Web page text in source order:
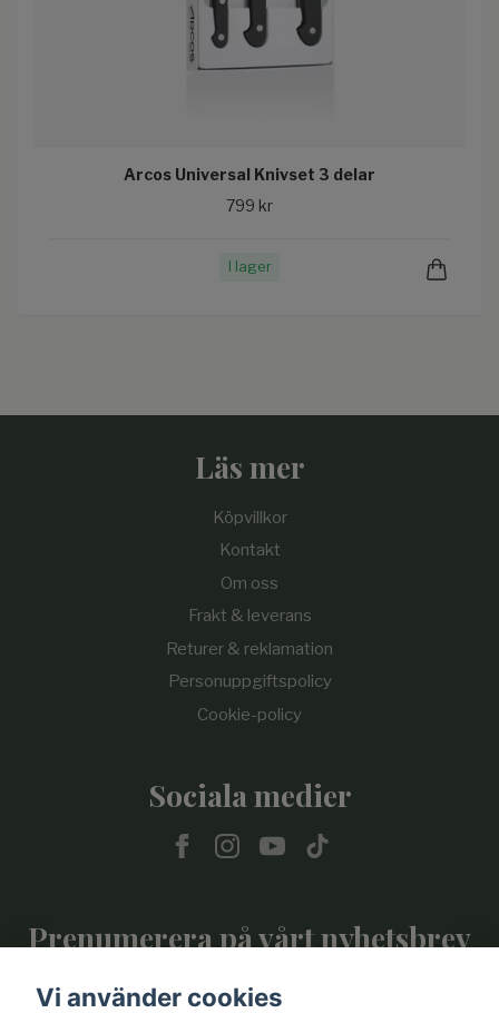
Arcos Universal Knivset 3 delar
799 kr
I lager
Läs mer
Köpvillkor
Kontakt
Om oss
Frakt & leverans
Returer & reklamation
Personuppgiftspolicy
Cookie-policy
Sociala medier
Prenumerera på vårt nyhetsbrev
Vi använder cookies